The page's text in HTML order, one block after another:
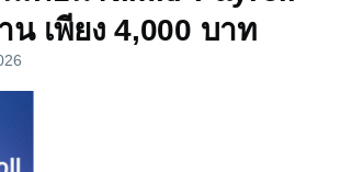
เพียง 4,000 บาท